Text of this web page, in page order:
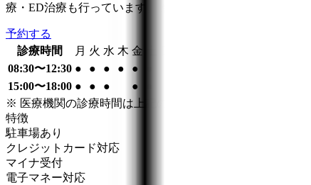
療・ED治療も行っています。 患者様に安心して生活がで
予約する
診療時間
月 火 水 木 金
08:30〜12:30 ● ● ● ● ●
15:00〜18:00 ● ● ● ●
※ 医療機関の診療時間は上記の通りですが、すでに予約
特徴
駐車場あり
クレジットカード対応
マイナ受付
電子マネー対応